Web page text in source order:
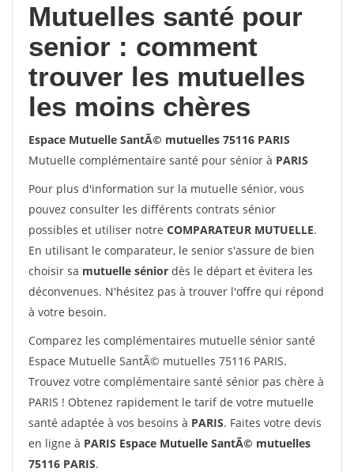
Mutuelles santé pour
senior : comment
trouver les mutuelles
les moins chères
Espace Mutuelle SantÃ© mutuelles 75116 PARIS
Mutuelle complémentaire santé pour sénior à PARIS
Pour plus d'information sur la mutuelle sénior, vous
pouvez consulter les différents contrats sénior
possibles et utiliser notre COMPARATEUR MUTUELLE.
En utilisant le comparateur, le senior s'assure de bien
choisir sa mutuelle sénior dès le départ et évitera les
déconvenues. N'hésitez pas à trouver l'offre qui répond
à votre besoin.
Comparez les complémentaires mutuelle sénior santé
Espace Mutuelle SantÃ© mutuelles 75116 PARIS.
Trouvez votre complémentaire santé sénior pas chère à
PARIS ! Obtenez rapidement le tarif de votre mutuelle
santé adaptée à vos besoins à PARIS. Faites votre devis
en ligne à PARIS Espace Mutuelle SantÃ© mutuelles
75116 PARIS.